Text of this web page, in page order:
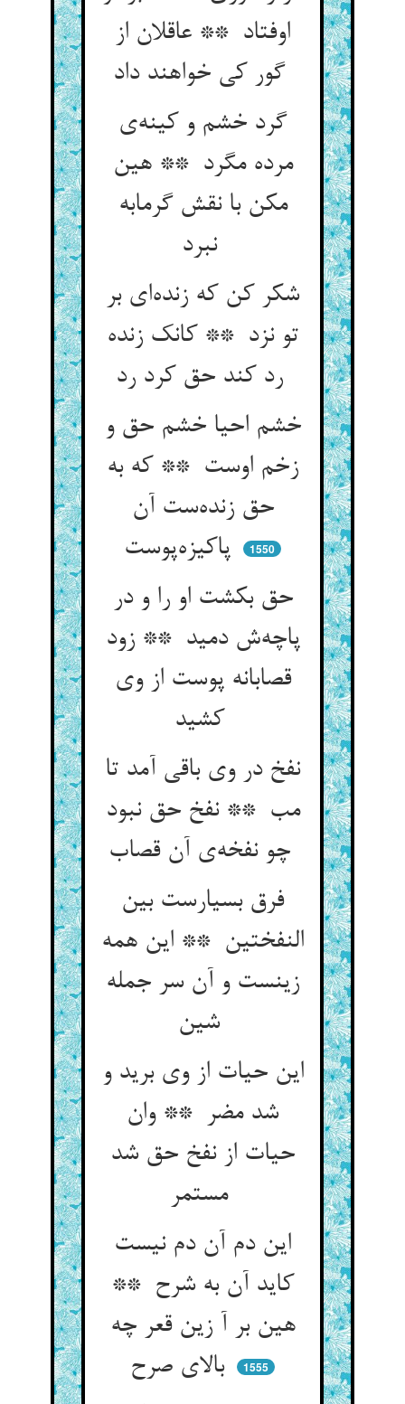
اوفتاد ** عاقلان از
گور کی خواهند داد
گرد خشم و کینه‌ی
مرده مگرد ** هین
مکن با نقش گرمابه
نبرد
شکر کن که زنده‌ای بر
تو نزد ** کانک زنده
رد کند حق کرد رد
خشم احیا خشم حق و
زخم اوست ** که به
حق زنده‌ست آن
1550
حق بکشت او را و در
پاچه‌ش دمید ** زود
قصابانه پوست از وی
کشید
نفخ در وی باقی آمد تا
مب ** نفخ حق نبود
چو نفخه‌ی آن قصاب
فرق بسیارست بین
النفختین ** این همه
زینست و آن سر جمله
شین
این حیات از وی برید و
شد مضر ** وان
حیات از نفخ حق شد
مستمر
این دم آن دم نیست
کاید آن به شرح **
هین بر آ زین قعر چه
بالای صرح
1555